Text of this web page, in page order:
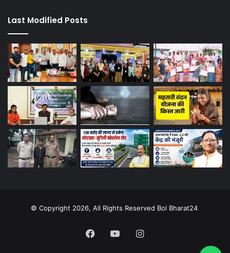
Last Modified Posts
© Copyright 2026, All Rights Reserved Bol Bharat24
Facebook
YouTubeInstagram